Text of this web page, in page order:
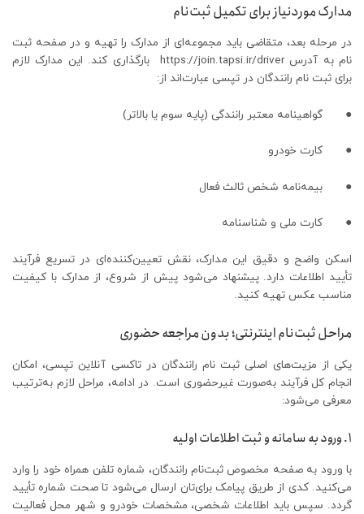
مدارک موردنیاز برای تکمیل ثبت‌نام
در مرحله بعد، متقاضی باید مجموعه‌ای از مدارک را تهیه و در صفحه ثبت
نام به آدرس https://join.tapsi.ir/driver بارگذاری کند. این مدارک لازم
برای ثبت نام رانندگان در تپسی عبارت‌اند از:
● گواهینامه معتبر رانندگی (پایه سوم یا بالاتر)
● کارت خودرو
● بیمه‌نامه شخص ثالث فعال
● کارت ملی و شناسنامه
اسکن واضح و دقیق این مدارک، نقش تعیین‌کننده‌ای در تسریع فرآیند
تأیید اطلاعات دارد. پیشنهاد می‌شود پیش از شروع، از مدارک با کیفیت
مناسب عکس تهیه کنید.
مراحل ثبت‌نام اینترنتی؛ بدون مراجعه حضوری
یکی از مزیت‌های اصلی ثبت نام رانندگان در تاکسی آنلاین تپسی، امکان
انجام کل فرآیند به‌صورت غیرحضوری است. در ادامه، مراحل لازم به‌ترتیب
معرفی می‌شود:
۱. ورود به سامانه و ثبت اطلاعات اولیه
با ورود به صفحه مخصوص ثبت‌نام رانندگان، شماره تلفن همراه خود را وارد
می‌کنید. کدی از طریق پیامک برای‌تان ارسال می‌شود تا صحت شماره تأیید
گردد. سپس باید اطلاعات شخصی، مشخصات خودرو و شهر محل فعالیت